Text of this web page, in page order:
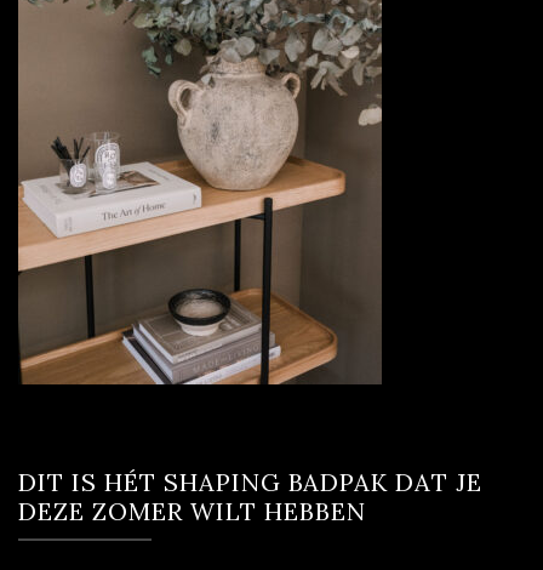
DIT IS HÉT SHAPING BADPAK DAT JE
DEZE ZOMER WILT HEBBEN